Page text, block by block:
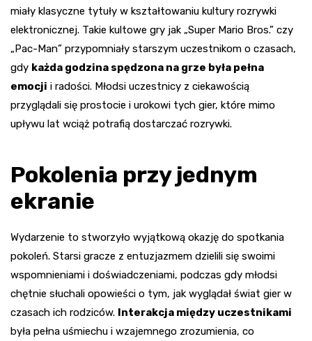
miały klasyczne tytuły w kształtowaniu kultury rozrywki
elektronicznej. Takie kultowe gry jak „Super Mario Bros.” czy
„Pac-Man” przypomniały starszym uczestnikom o czasach,
gdy każda godzina spędzona na grze była pełna
emocji i radości. Młodsi uczestnicy z ciekawością
przyglądali się prostocie i urokowi tych gier, które mimo
upływu lat wciąż potrafią dostarczać rozrywki.
Pokolenia przy jednym
ekranie
Wydarzenie to stworzyło wyjątkową okazję do spotkania
pokoleń. Starsi gracze z entuzjazmem dzielili się swoimi
wspomnieniami i doświadczeniami, podczas gdy młodsi
chętnie słuchali opowieści o tym, jak wyglądał świat gier w
czasach ich rodziców. Interakcja między uczestnikami
była pełna uśmiechu i wzajemnego zrozumienia, co